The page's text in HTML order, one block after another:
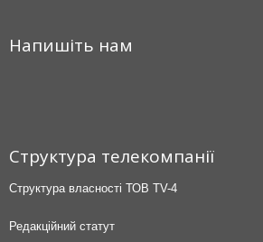
Напишіть нам
Структура телекомпанії
Структура власності ТОВ TV-4
Редакційний статут